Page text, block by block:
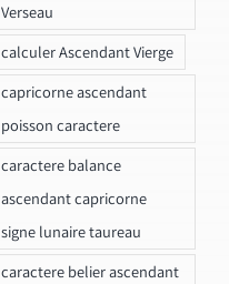
Verseau
calculer Ascendant Vierge
capricorne ascendant
poisson caractere
caractere balance
ascendant capricorne
signe lunaire taureau
caractere belier ascendant